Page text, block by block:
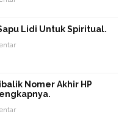
Lidi Untuk Spiritual.
Nomer Akhir HP